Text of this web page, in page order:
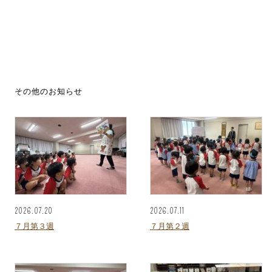
その他のお知らせ
2026.07.20
７月第３週
2026.07.11
７月第２週